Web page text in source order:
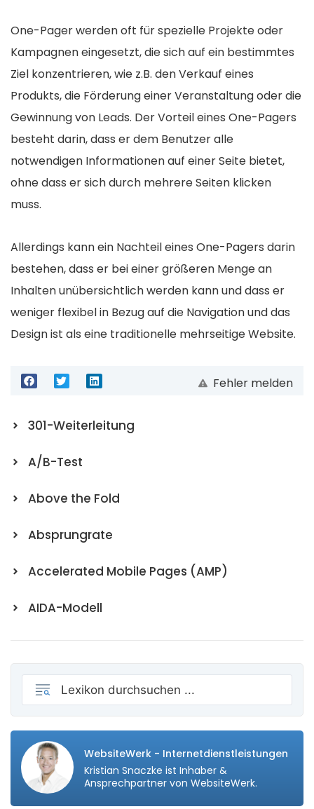
One-Pager werden oft für spezielle Projekte oder
Kampagnen eingesetzt, die sich auf ein bestimmtes
Ziel konzentrieren, wie z.B. den Verkauf eines
Produkts, die Förderung einer Veranstaltung oder die
Gewinnung von Leads. Der Vorteil eines One-Pagers
besteht darin, dass er dem Benutzer alle
notwendigen Informationen auf einer Seite bietet,
ohne dass er sich durch mehrere Seiten klicken
muss.
Allerdings kann ein Nachteil eines One-Pagers darin
bestehen, dass er bei einer größeren Menge an
Inhalten unübersichtlich werden kann und dass er
weniger flexibel in Bezug auf die Navigation und das
Design ist als eine traditionelle mehrseitige Website.
Fehler melden
301-Weiterleitung
A/B-Test
Above the Fold
Absprungrate
Accelerated Mobile Pages (AMP)
AIDA-Modell
WebsiteWerk - Internetdienstleistungen
Kristian Snaczke ist Inhaber &
Ansprechpartner von WebsiteWerk.